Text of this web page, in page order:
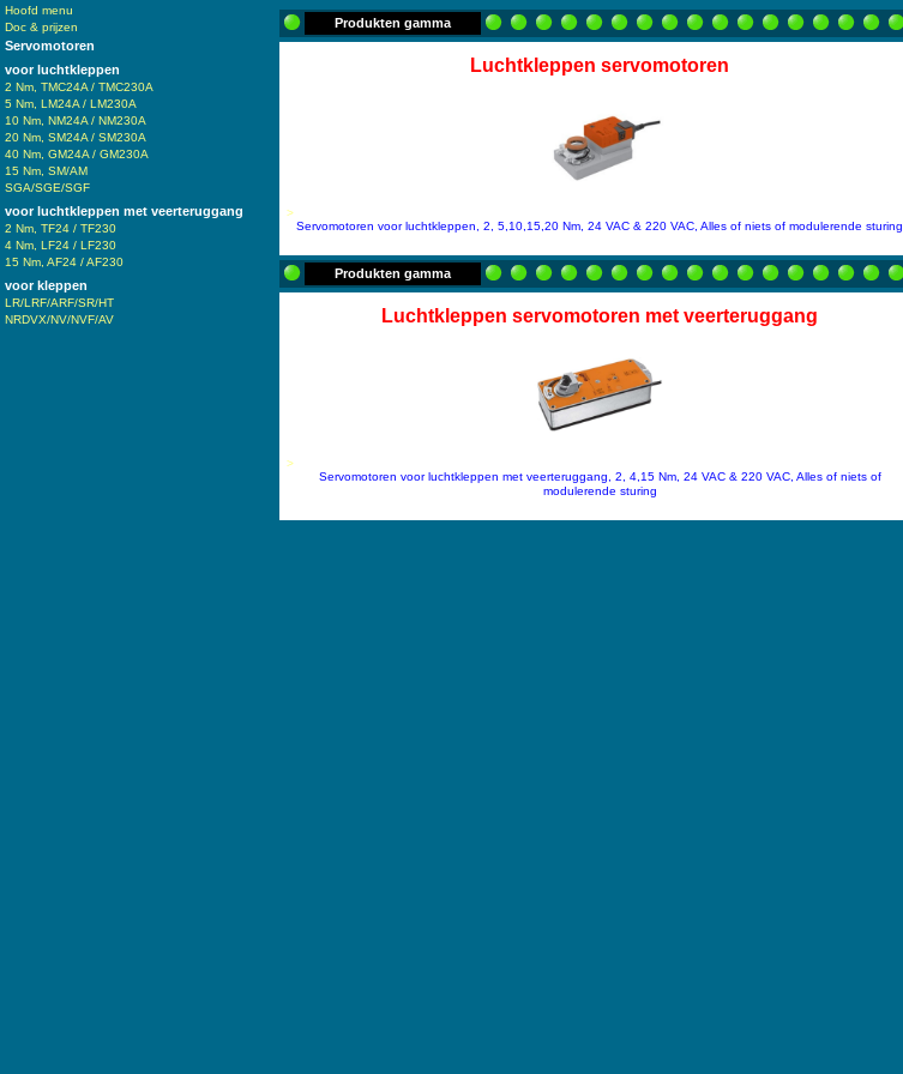
Hoofd menu
Doc & prijzen
Servomotoren
voor luchtkleppen
2 Nm, TMC24A / TMC230A
5 Nm, LM24A / LM230A
10 Nm, NM24A / NM230A
20 Nm, SM24A / SM230A
40 Nm, GM24A / GM230A
15 Nm, SM/AM
SGA/SGE/SGF
voor luchtkleppen met veerteruggang
2 Nm, TF24 / TF230
4 Nm, LF24 / LF230
15 Nm, AF24 / AF230
voor kleppen
LR/LRF/ARF/SR/HT
NRDVX/NV/NVF/AV
Produkten gamma
Luchtkleppen servomotoren
>
Servomotoren voor luchtkleppen, 2, 5,10,15,20 Nm, 24 VAC & 220 VAC, Alles of niets of modulerende sturing
Produkten gamma
Luchtkleppen servomotoren met veerteruggang
>
Servomotoren voor luchtkleppen met veerteruggang, 2, 4,15 Nm, 24 VAC & 220 VAC, Alles of niets of
modulerende sturing